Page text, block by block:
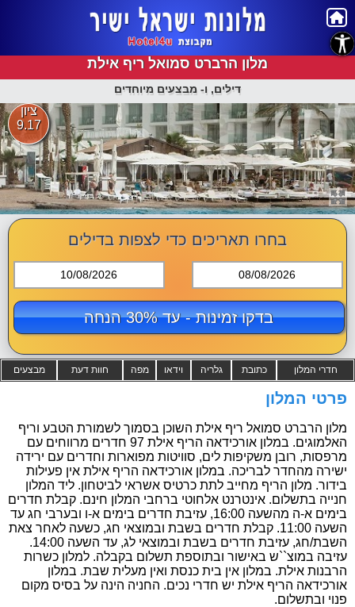
מלון הרברט סמואל ריף אילת
דילים, ו- מבצעים מיוחדים
ציון
9.17
בחרו תאריכים כדי לצפות בדילים
10/08/2026 08/08/2026
בדקו זמינות - עד 30% הנחה
מבצעים חוות דעת מפה וידאו גלריה כתובת חדרי המלון
פרטי המלון
מלון הרברט סמואל ריף אילת השוכן בסמוך לשמורת הטבע וריף
האלמוגים. במלון אורכידאה הריף אילת 97 חדרים מרווחים עם
מרפסות, רובן משקיפות לים, סוויטות מפוארות וחדרים עם ירידה
ישירה מהחדר לבריכה. במלון אורכידאה הריף אילת אין פעילות
בידור. מלון הריף מחייב לתת כרטיס אשראי לביטחון. ליד המלון
חנייה בתשלום. אינטרנט אלחוטי ברחבי המלון חינם. קבלת חדרים
בימים א-ה מהשעה 16:00, עזיבת חדרים בימים א-ו ובערבי חג עד
השעה 11:00. קבלת חדרים בשבת ובמוצאי חג, כשעה לאחר צאת
השבת/חג, עזיבת חדרים בשבת ובמוצאי לג, עד השעה 14:00.
עזיבה במוצ``ש באישור ובתוספת תשלום בקבלה. למלון כשרות
הרבנות אילת. במלון אין בית כנסת ואין מעלית שבת. במלון
אורכידאה הריף אילת יש חדרי נכים. החניה הינה על בסיס מקום
פנוי ובתשלום.
נגישות